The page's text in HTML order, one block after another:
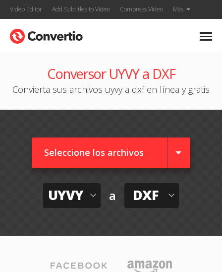
Video Editor Add Subtitles to Video Compress Video Más
Conversor UYVY a DXF
Convierta sus archivos uyvy a dxf en línea y gratis
Seleccione los archivos
UYVY a DXF